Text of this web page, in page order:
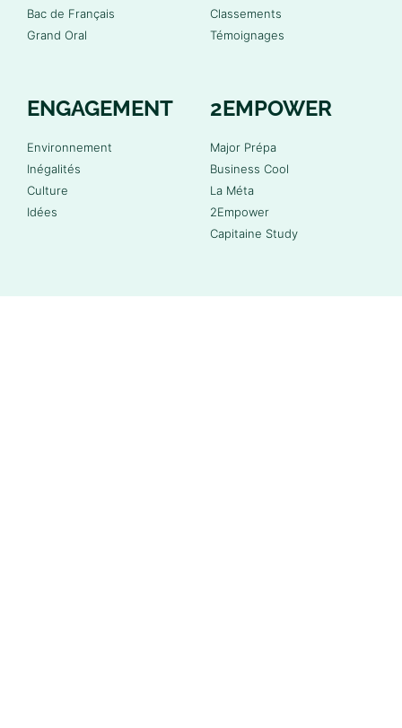
Bac de Français
Grand Oral
Classements
Témoignages
ENGAGEMENT
Environnement
Inégalités
Culture
Idées
2EMPOWER
Major Prépa
Business Cool
La Méta
2Empower
Capitaine Study